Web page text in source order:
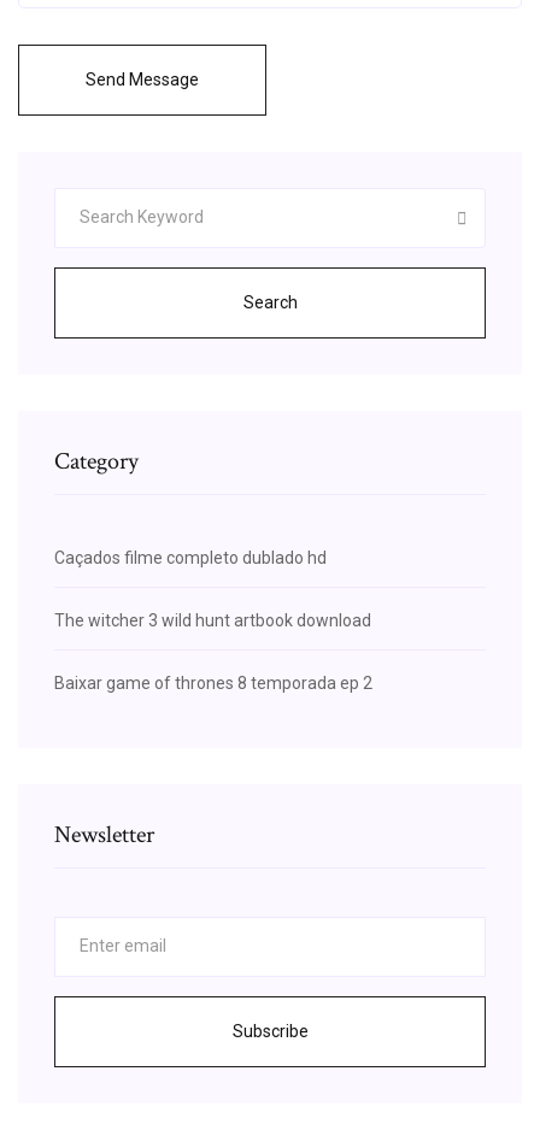
Send Message
Search
Category
Caçados filme completo dublado hd
The witcher 3 wild hunt artbook download
Baixar game of thrones 8 temporada ep 2
Newsletter
Subscribe